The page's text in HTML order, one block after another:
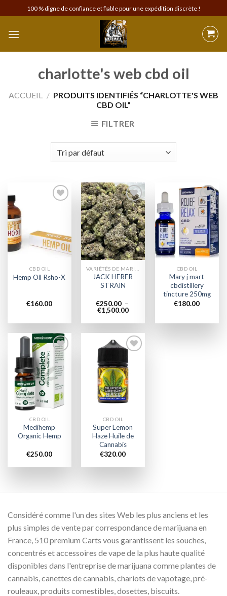
to
content
100 % digne de confiance et fiable pour une expédition discrète !
charlotte's web cbd oil
ACCUEIL / PRODUITS IDENTIFIÉS “CHARLOTTE'S WEB
CBD OIL”
FILTRER
wishlist
CBD OIL
Hemp Oil Rsho-X
€160.00
Add to
wishlist
JACK HERER
STRAIN
€250.00 –
€1,500.00Plage
prix :
à
€1,500.00
Add to
wishlist
CBD OIL
Mary j mart
cbdistillery
tincture 250mg
€180.00
Add to
wishlist
CBD OIL
Medihemp
Organic Hemp
€250.00
Add to
wishlist
CBD OIL
Super Lemon
Haze Huile de
Cannabis
€320.00
Considéré comme l'un des sites Web les plus anciens et les
plus simples de vente par correspondance de marijuana en
France, 510 premium Carts vous garantissent les souches,
concentrés et accessoires de vape de la plus haute qualité
disponibles dans l'entreprise de marijuana comme plantes de
cannabis, canettes de cannabis, chariots de vapotage, pré-
rouleaux, produits comestibles, dosettes, biscuits.